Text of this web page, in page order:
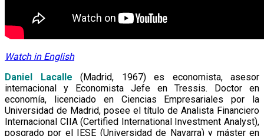
Watch in English
Daniel Lacalle (Madrid, 1967) es economista, asesor
internacional y Economista Jefe en Tressis. Doctor en
economía, licenciado en Ciencias Empresariales por la
Universidad de Madrid, posee el título de Analista Financiero
Internacional CIIA (Certified International Investment Analyst),
posgrado por el IESE (Universidad de Navarra) y máster en